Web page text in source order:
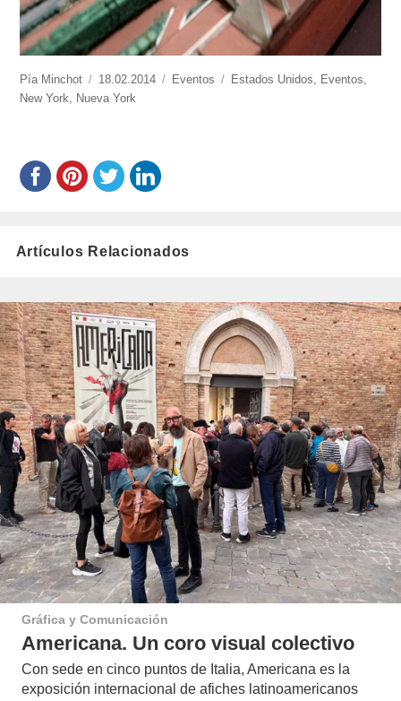
https://www.experimenta.es/author/pia/
Pía Minchot
Publicado
el
18.02.2014 Categorías
Eventos Etiquetas
Estados Unidos, Eventos,
New York, Nueva York
Artículos Relacionados
Gráfica y Comunicación
Americana. Un coro visual colectivo
Con sede en cinco puntos de Italia, Americana es la
exposición internacional de afiches latinoamericanos